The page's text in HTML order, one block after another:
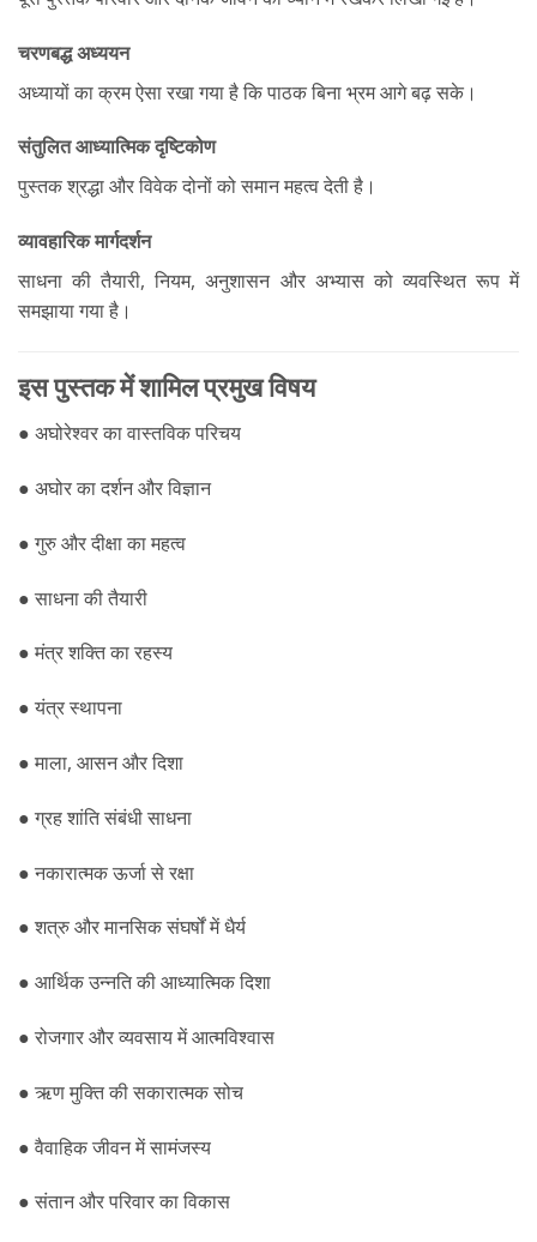
चरणबद्ध अध्ययन
अध्यायों का क्रम ऐसा रखा गया है कि पाठक बिना भ्रम आगे बढ़ सके।
संतुलित आध्यात्मिक दृष्टिकोण
पुस्तक श्रद्धा और विवेक दोनों को समान महत्व देती है।
व्यावहारिक मार्गदर्शन
साधना की तैयारी, नियम, अनुशासन और अभ्यास को व्यवस्थित रूप में
समझाया गया है।
इस पुस्तक में शामिल प्रमुख विषय
● अघोरेश्वर का वास्तविक परिचय
● अघोर का दर्शन और विज्ञान
● गुरु और दीक्षा का महत्व
● साधना की तैयारी
● मंत्र शक्ति का रहस्य
● यंत्र स्थापना
● माला, आसन और दिशा
● ग्रह शांति संबंधी साधना
● नकारात्मक ऊर्जा से रक्षा
● शत्रु और मानसिक संघर्षों में धैर्य
● आर्थिक उन्नति की आध्यात्मिक दिशा
● रोजगार और व्यवसाय में आत्मविश्वास
● ऋण मुक्ति की सकारात्मक सोच
● वैवाहिक जीवन में सामंजस्य
● संतान और परिवार का विकास